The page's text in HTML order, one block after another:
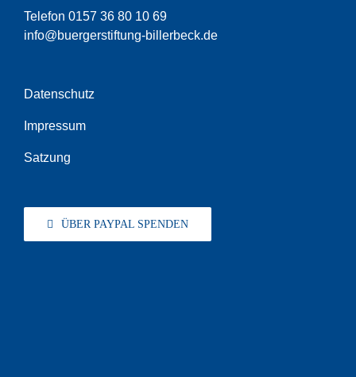
Telefon 0157 36 80 10 69
info@buergerstiftung-billerbeck.de
Datenschutz
Impressum
Satzung
ÜBER PAYPAL SPENDEN